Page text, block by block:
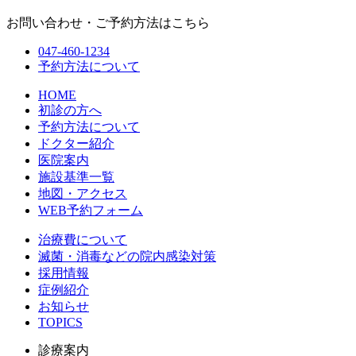
お問い合わせ・ご予約方法はこちら
047-460-1234
予約方法について
HOME
初診の方へ
予約方法について
ドクター紹介
医院案内
施設基準一覧
地図・アクセス
WEB予約フォーム
治療費について
滅菌・消毒などの院内感染対策
採用情報
症例紹介
お知らせ
TOPICS
診療案内